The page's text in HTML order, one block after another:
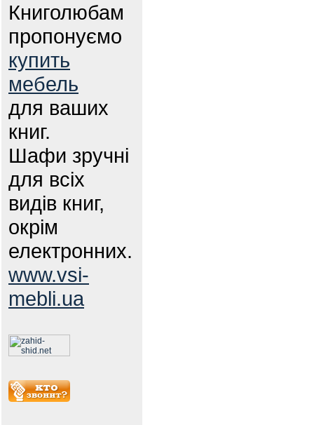
Книголюбам
пропонуємо
купить
мебель
для ваших
книг.
Шафи зручні
для всіх
видів книг,
окрім
електронних.
www.vsi-
mebli.ua